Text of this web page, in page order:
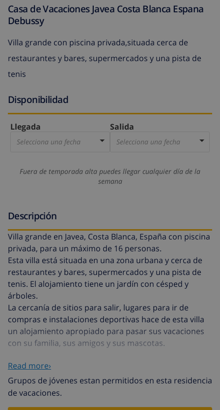
Casa de Vacaciones Javea Costa Blanca Espana
Debussy
Villa grande con piscina privada,situada cerca de
restaurantes y bares, supermercados y una pista de
tenis
Disponibilidad
Llegada
Selecciona una fecha
Salida
Selecciona una fecha
Fuera de temporada alta puedes llegar cualquier día de la
semana
Descripción
Villa grande en Javea, Costa Blanca, España con piscina
privada, para un máximo de 16 personas.
Esta villa está situada en una zona urbana y cerca de
restaurantes y bares, supermercados y una pista de
tenis. El alojamiento tiene un jardín con césped y
árboles.
La cercanía de sitios para salir, lugares para ir de
compras e instalaciones deportivas hace de esta villa
un alojamiento apropiado para pasar sus vacaciones
con su familia, sus amigos y sus mascotas.
Interior
villa de 2 plantas
salón/comedor con televisión
Read more›
Grupos de jóvenes estan permitidos en esta residencia
de vacaciones.